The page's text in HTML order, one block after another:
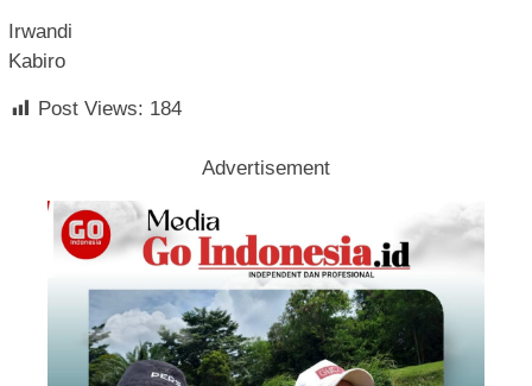
Irwandi
Kabiro
Post Views: 184
Advertisement